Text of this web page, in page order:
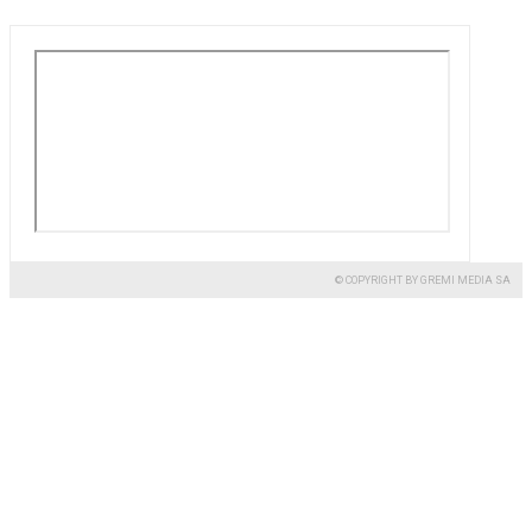
© COPYRIGHT BY GREMI MEDIA SA